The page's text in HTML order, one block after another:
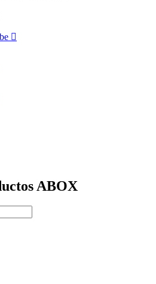
ABOX